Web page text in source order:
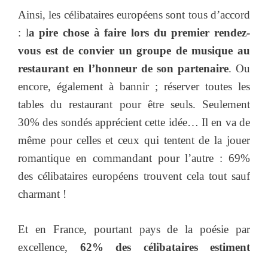
Ainsi, les célibataires européens sont tous d’accord
: la pire chose à faire lors du premier rendez-
vous est de convier un groupe de musique au
restaurant en l’honneur de son partenaire. Ou
encore, également à bannir ; réserver toutes les
tables du restaurant pour être seuls. Seulement
30% des sondés apprécient cette idée… Il en va de
même pour celles et ceux qui tentent de la jouer
romantique en commandant pour l’autre : 69%
des célibataires européens trouvent cela tout sauf
charmant !
Et en France, pourtant pays de la poésie par
excellence, 62% des célibataires estiment